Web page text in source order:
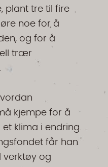
plant tre til fire
noe for å
og for å
trær
kjempe for å
klima i endring.
får han
verktøy og